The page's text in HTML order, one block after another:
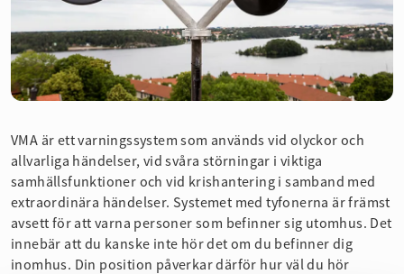
VMA är ett varningssystem som används vid olyckor och
allvarliga händelser, vid svåra störningar i viktiga
samhällsfunktioner och vid krishantering i samband med
extraordinära händelser. Systemet med tyfonerna är främst
avsett för att varna personer som befinner sig utomhus. Det
innebär att du kanske inte hör det om du befinner dig
inomhus. Din position påverkar därför hur väl du hör